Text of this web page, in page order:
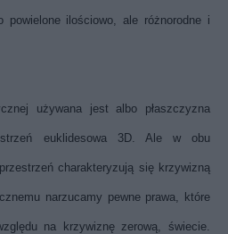
powielone ilościowo, ale różnorodne i
używana jest albo płaszczyzna
euklidesowa 3D. Ale w obu
charakteryzują się krzywizną
narzucamy pewne prawa, które
na krzywiznę zerową, świecie.